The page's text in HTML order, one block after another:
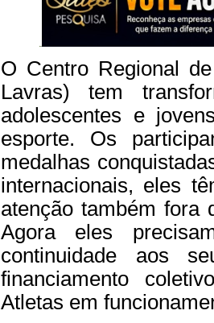
O Centro Regional
Lavras) tem
adolescentes e
esporte. Os
medalhas
internacionais, eles
atenção também fora
Agora eles
continuidade aos
financiamento
Atletas em